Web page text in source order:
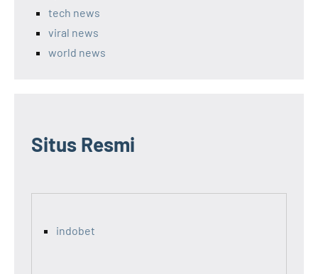
tech news
viral news
world news
Situs Resmi
indobet